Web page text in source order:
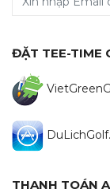
ĐẶT TEE-TIME
THANH TOÁN